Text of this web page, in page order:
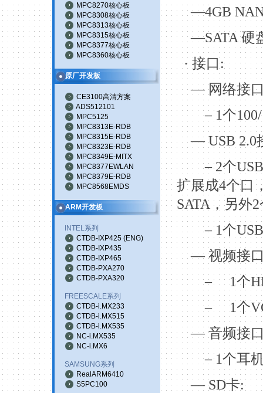
MPC8270核心板
MPC8308核心板
MPC8313核心板
MPC8315核心板
MPC8377核心板
MPC8360核心板
原厂开发板
CE3100高清方案
ADS512101
MPC5125
MPC8313E-RDB
MPC8315E-RDB
MPC8323E-RDB
MPC8349E-MITX
MPC8377EWLAN
MPC8379E-RDB
MPC8568EMDS
ARM开发板
INTEL系列
CTDB-IXP425(ENG)
CTDB-IXP435
CTDB-IXP465
CTDB-PXA270
CTDB-PXA320
FREESCALE系列
CTDB-i.MX233
CTDB-i.MX515
CTDB-i.MX535
NC-i.MX535
NC-i.MX6
SAMSUNG系列
RealARM6410
S5PC100
—4GB
—SATA硬
· 接口:
—网络接
– 1个100/
— USB 2.0
– 2个
扩展成4个口
SATA ，另外2
– 1个
—视频接
–
1个
–
1个
—音频接
– 1个耳
— SD卡: